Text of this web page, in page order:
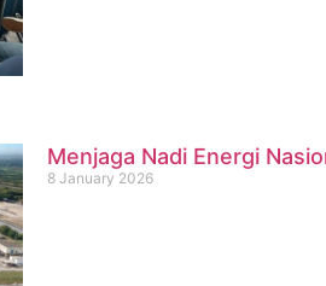
Menjaga Nadi Energi
8 January 2026